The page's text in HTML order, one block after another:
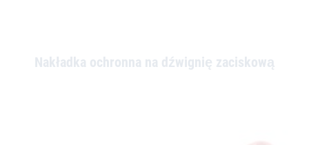
Nakładka ochronna na dźwignię zaciskową